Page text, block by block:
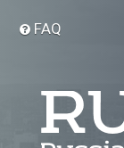
FAQ